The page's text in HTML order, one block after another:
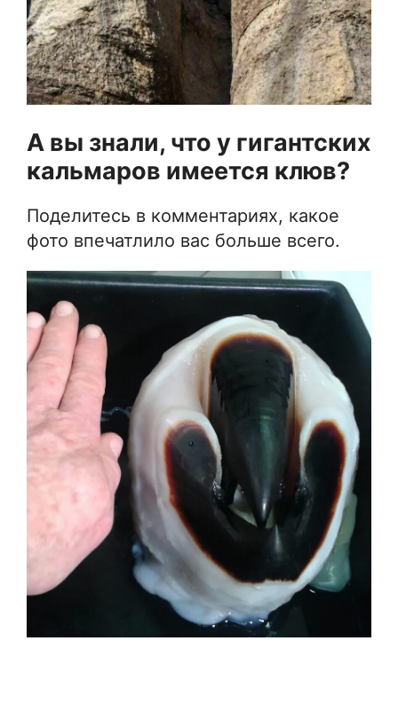
А вы знали, что у гигантских
кальмаров имеется клюв?
Поделитесь в комментариях, какое
фото впечатлило вас больше всего.